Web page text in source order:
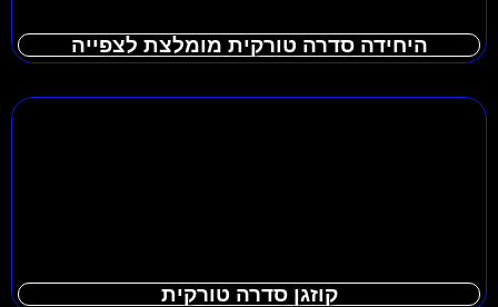
היחידה סדרה טורקית מומלצת לצפייה
קוזגן סדרה טורקית